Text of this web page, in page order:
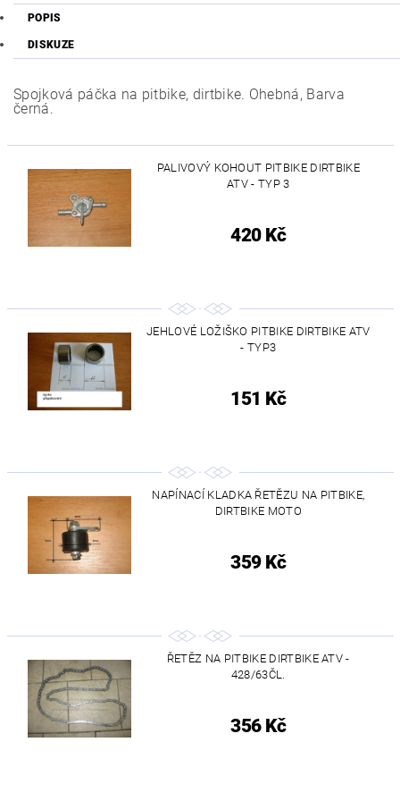
POPIS
DISKUZE
Spojková páčka na pitbike, dirtbike. Ohebná, Barva
černá.
PALIVOVÝ KOHOUT PITBIKE DIRTBIKE
ATV - TYP 3
420 Kč
JEHLOVÉ LOŽIŠKO PITBIKE DIRTBIKE ATV
- TYP3
151 Kč
NAPÍNACÍ KLADKA ŘETĚZU NA PITBIKE,
DIRTBIKE MOTO
359 Kč
ŘETĚZ NA PITBIKE DIRTBIKE ATV -
428/63ČL.
356 Kč